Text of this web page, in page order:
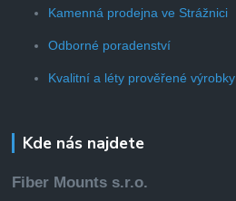
Kamenná prodejna ve Strážnici
Odborné poradenství
Kvalitní a léty prověřené výrobky
Kde nás najdete
Fiber Mounts s.r.o.